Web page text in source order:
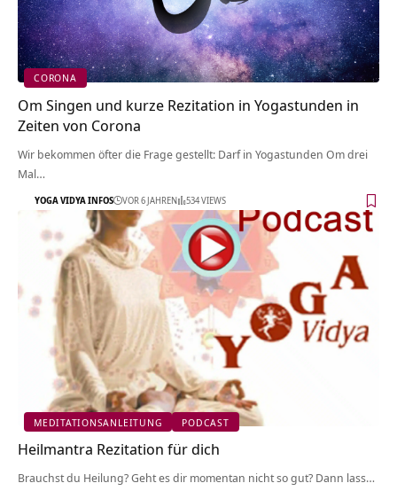
CORONA
Om Singen und kurze Rezitation in Yogastunden in
Zeiten von Corona
Wir bekommen öfter die Frage gestellt: Darf in Yogastunden Om drei
Mal…
YOGA VIDYA INFOS VOR 6 JAHREN 534 VIEWS
MEDITATIONSANLEITUNG PODCAST
Heilmantra Rezitation für dich
Brauchst du Heilung? Geht es dir momentan nicht so gut? Dann lass…